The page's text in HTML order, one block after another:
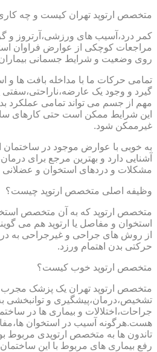
متخصص ارتوپد تهران کیست و چه
کمر درد،آسیب های ورزشی،آرتروز و
مراجعات کوچکی از عوارض فراوان
روی وضعیت و شرایط جسمانی بیماران
تمامی حرکات ما با مداخله بافت ها
گیرد و وجود یک
مهم از جسم می تواند تمامی عملکرد
این شرایط ممکن است حتی کارهای
غیرممکن شود.
به خوبی با عوارض موجود در ساختمان
آشنایی دارد و بهترین مرجع برای
مشکلات و دردهای استخوان و
وظیفه اصلی متخصص ارتوپد چیست؟
متخصص ارتوپد که به آن متخصص
استخوان و مفاصل یا ارتوپد هم می
از روش های جراحی و غیرجراحی به
حرکتی بدن اهتمام ورزد.
متخصص ارتوپد خوب کیست؟
متخصص ارتوپد تهران یک پزشک مجرب
تشخیص،درمان،پیشگیری و توانبخشی به
جراحات،اختلالات و بیماری ها در
هست.هرگونه آسیب در استخوان
تاندون ها به متخصص ارتوپدی مربوط
رفع بیماری های مربوط با این ساختمان